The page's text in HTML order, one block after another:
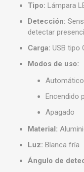
Tipo: Lámpara
Detección:
detectar
Carga: USB tipo
Modos de uso:
Encendido
Apagado
Material:
Luz: Blanca fría
Ángulo de